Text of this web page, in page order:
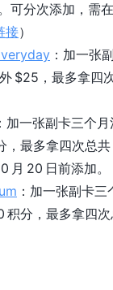
可分次添加，需
接）
：加一张
$25，最多拿四
：加一张副卡三个
，最多拿四次总
月 20 日前添加。
：加一张副卡三
积分，最多拿四次